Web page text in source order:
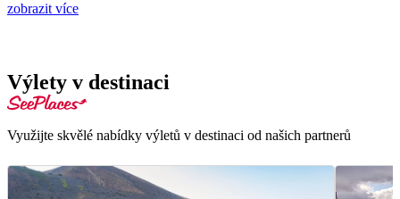
zobrazit více
Výlety v destinaci
Využijte skvělé nabídky výletů v destinaci od našich partnerů